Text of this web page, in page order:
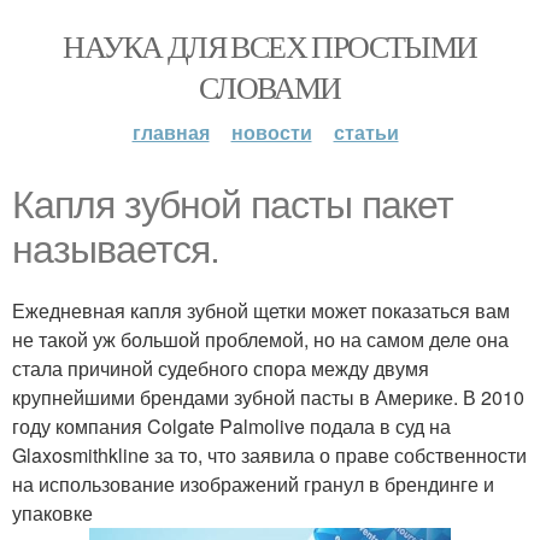
НАУКА ДЛЯ ВСЕХ ПРОСТЫМИ
СЛОВАМИ
главная новости статьи
Капля зубной пасты пакет
называется.
Ежедневная капля зубной щетки может показаться вам
не такой уж большой проблемой, но на самом деле она
стала причиной судебного спора между двумя
крупнейшими брендами зубной пасты в Америке. В 2010
году компания Colgate Palmolive подала в суд на
Glaxosmithkline за то, что заявила о праве собственности
на использование изображений гранул в брендинге и
упаковке